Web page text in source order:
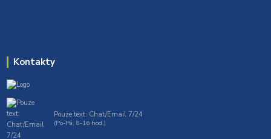
Kontakty
Pouze text: Chat/Email 7/24
(Po-Pá, 8-16 hod.)